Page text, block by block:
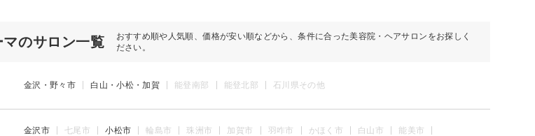
のサロン一覧
おすすめ順や人気順、価格が安い順などから、条件に合った美容院・ヘアサロンをお探しく
ださい。
金沢・野々市 白山・小松・加賀 能登南部 能登北部 石川県その他
金沢市 七尾市 小松市 輪島市 珠洲市 加賀市 羽咋市 かほく市 白山市
能美市